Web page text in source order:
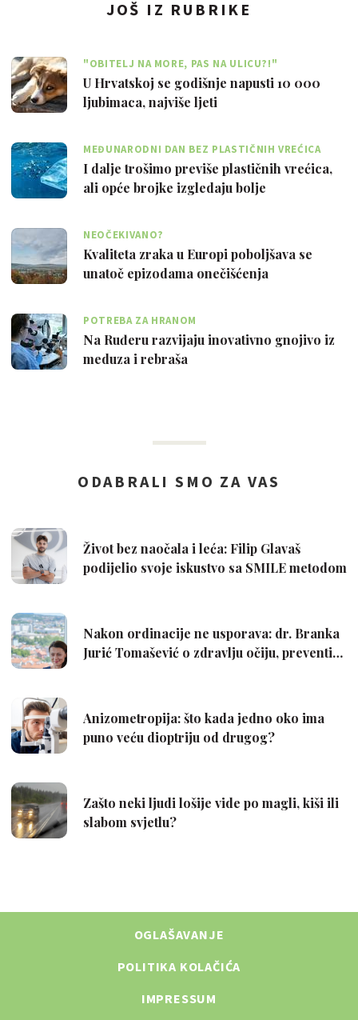
JOŠ IZ RUBRIKE
"OBITELJ NA MORE, PAS NA ULICU?!"
U Hrvatskoj se godišnje napusti 10 000
ljubimaca, najviše ljeti
MEĐUNARODNI DAN BEZ PLASTIČNIH VREĆICA
I dalje trošimo previše plastičnih vrećica,
ali opće brojke izgledaju bolje
NEOČEKIVANO?
Kvaliteta zraka u Europi poboljšava se
unatoč epizodama onečišćenja
POTREBA ZA HRANOM
Na Ruđeru razvijaju inovativno gnojivo iz
meduza i rebraša
OGLAŠAVANJE
POLITIKA KOLAČIĆA
IMPRESSUM